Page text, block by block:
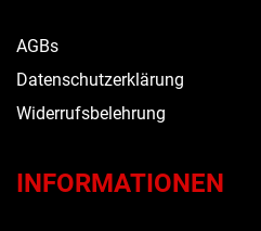
AGBs
Datenschutzerklärung
Widerrufsbelehrung
INFORMATIONEN